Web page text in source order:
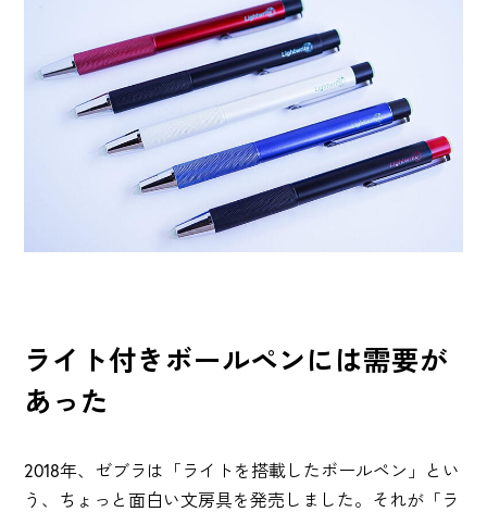
ライト付きボールペンには需要が
あった
2018年、ゼブラは「ライトを搭載したボールペン」とい
う、ちょっと面白い文房具を発売しました。それが「ラ